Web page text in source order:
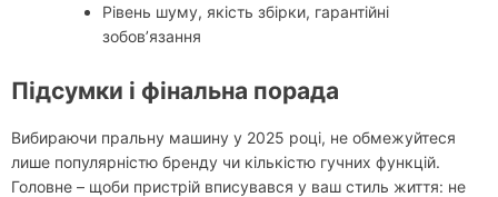
Рівень шуму, якість збірки, гарантійні
зобов’язання
Підсумки і фінальна порада
Вибираючи пральну машину у 2025 році, не обмежуйтеся
лише популярністю бренду чи кількістю гучних функцій.
Головне – щоби пристрій вписувався у ваш стиль життя: не